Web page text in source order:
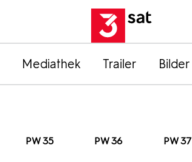
Mediathek Trailer Bilder
PW 35 PW 36 PW 37